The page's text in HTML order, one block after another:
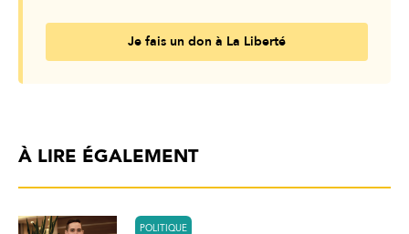
Je fais un don à La Liberté
À LIRE ÉGALEMENT
POLITIQUE